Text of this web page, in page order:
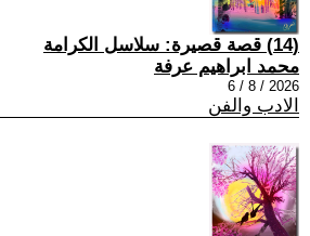
(14) قصة قصيرة: سلاسل الكرامة
محمد ابراهيم عرفة
2026 / 8 / 6
الادب والفن